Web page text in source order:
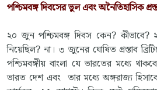
পশ্চিমবঙ্গ দিবসের ভুল এবং অনৈতিহাসিক
২০ জুন পশ্চিমবঙ্গ দিবস কেন? কীভাবে?
নিয়েছিল? না। ৩ জুনের ঘোষিত প্রস্তাব
পশ্চিমবঙ্গীয় বাংলা যে ভারতের মধ্যে
ভারত দেশ এবং তার মধ্যে অঙ্গরাজ্য